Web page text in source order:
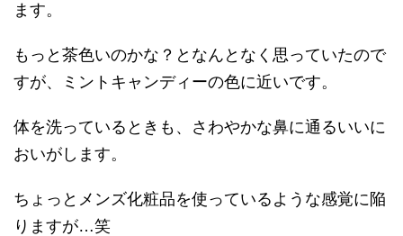
ます。
もっと茶色いのかな？となんとなく思っていたので
すが、ミントキャンディーの色に近いです。
体を洗っているときも、さわやかな鼻に通るいいに
おいがします。
ちょっとメンズ化粧品を使っているような感覚に陥
りますが…笑